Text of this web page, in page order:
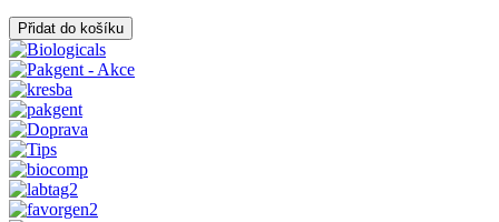
Přidat do košíku